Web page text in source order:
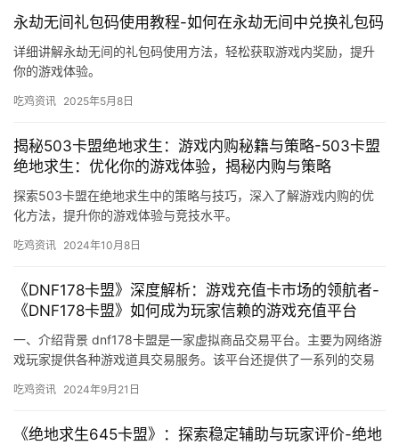
永劫无间礼包码使用教程-如何在永劫无间中兑换礼包码
详细讲解永劫无间的礼包码使用方法，轻松获取游戏内奖励，提升
你的游戏体验。
吃鸡资讯 2025年5月8日
揭秘503卡盟绝地求生：游戏内购秘籍与策略-503卡盟
绝地求生：优化你的游戏体验，揭秘内购与策略
探索503卡盟在绝地求生中的策略与技巧，深入了解游戏内购的优
化方法，提升你的游戏体验与竞技水平。
吃鸡资讯 2024年10月8日
《DNF178卡盟》深度解析：游戏充值卡市场的领航者-
《DNF178卡盟》如何成为玩家信赖的游戏充值平台
一、介绍背景 dnf178卡盟是一家虚拟商品交易平台。主要为网络游
戏玩家提供各种游戏道具交易服务。该平台还提供了一系列的交易
吃鸡资讯 2024年9月21日
《绝地求生645卡盟》：探索稳定辅助与玩家评价-绝地